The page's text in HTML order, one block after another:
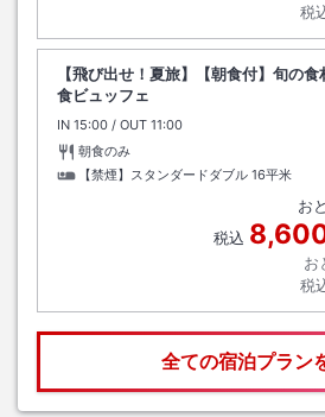
税
【飛び出せ！夏旅】【朝食付】旬の
食ビュッフェ
IN チェックイン
15:00 / OUT チェックアウト
11:00
朝食のみ
【禁煙】スタンダードダブル 16平米
お
税込
お
税
全ての宿泊プラン